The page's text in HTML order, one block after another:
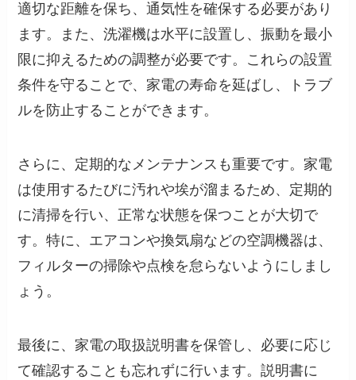
適切な距離を保ち、通気性を確保する必要があり
ます。また、洗濯機は水平に設置し、振動を最小
限に抑えるための調整が必要です。これらの設置
条件を守ることで、家電の寿命を延ばし、トラブ
ルを防止することができます。
さらに、定期的なメンテナンスも重要です。家電
は使用するたびに汚れや埃が溜まるため、定期的
に清掃を行い、正常な状態を保つことが大切で
す。特に、エアコンや換気扇などの空調機器は、
フィルターの掃除や点検を怠らないようにしまし
ょう。
最後に、家電の取扱説明書を保管し、必要に応じ
て確認することも忘れずに行います。説明書に